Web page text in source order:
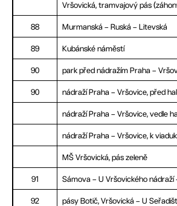
Vršovická, tramvajový pás
88 Murmanská – Ruská – Litevská
89 Kubánské náměstí
90 park před nádražím Praha –
90 nádraží Praha – Vršovice, před
nádraží Praha – Vršovice, vedle
nádraží Praha – Vršovice, k
MŠ Vršovická, pás zeleně
91 Sámova – U Vršovického
92 pásy Botič, Vršovická – U